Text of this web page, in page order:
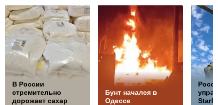
В России
стремительно
дорожает сахар
Бунт начался в
Одессе